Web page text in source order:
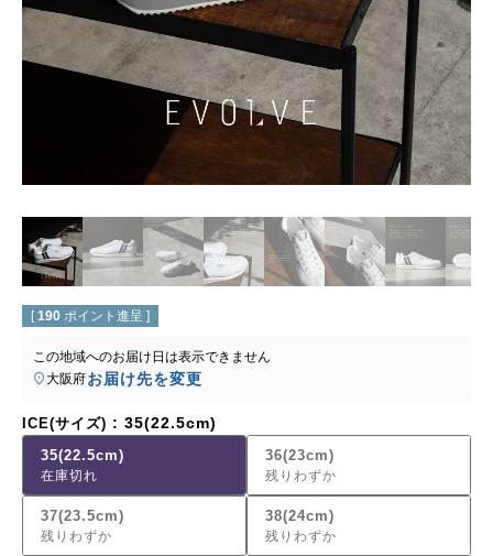
[ 190 ポイント進呈 ]
この地域へのお届け日は表示できません
大阪府お届け先を変更
ICE(サイズ) 35(22.5cm)
35(22.5cm)
在庫切れ
36(23cm)
残りわずか
37(23.5cm)
残りわずか
38(24cm)
残りわずか